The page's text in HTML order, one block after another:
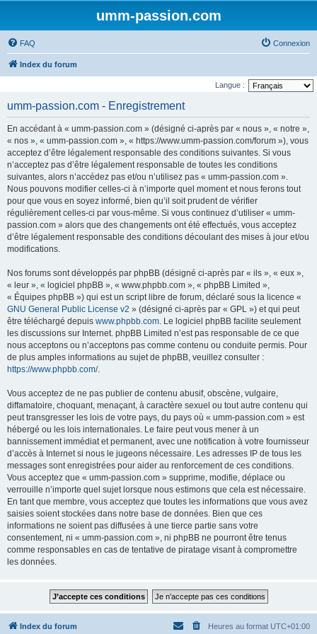
umm-passion.com
FAQ Connexion
Index du forum
Langue :
umm-passion.com - Enregistrement
En accédant à « umm-passion.com » (désigné ci-après par « nous », « notre »,
« nos », « umm-passion.com », « https://www.umm-passion.com/forum »), vous
acceptez d’être légalement responsable des conditions suivantes. Si vous
n’acceptez pas d’être légalement responsable de toutes les conditions
suivantes, alors n’accédez pas et/ou n’utilisez pas « umm-passion.com ».
Nous pouvons modifier celles-ci à n’importe quel moment et nous ferons tout
pour que vous en soyez informé, bien qu’il soit prudent de vérifier
régulièrement celles-ci par vous-même. Si vous continuez d’utiliser « umm-
passion.com » alors que des changements ont été effectués, vous acceptez
d’être légalement responsable des conditions découlant des mises à jour et/ou
modifications.
Nos forums sont développés par phpBB (désigné ci-après par « ils », « eux »,
« leur », « logiciel phpBB », « www.phpbb.com », « phpBB Limited »,
« Équipes phpBB ») qui est un script libre de forum, déclaré sous la licence «
GNU General Public License v2 » (désigné ci-après par « GPL ») et qui peut
être téléchargé depuis www.phpbb.com. Le logiciel phpBB facilite seulement
les discussions sur Internet. phpBB Limited n’est pas responsable de ce que
nous acceptons ou n’acceptons pas comme contenu ou conduite permis. Pour
de plus amples informations au sujet de phpBB, veuillez consulter :
https://www.phpbb.com/.
Vous acceptez de ne pas publier de contenu abusif, obscène, vulgaire,
diffamatoire, choquant, menaçant, à caractère sexuel ou tout autre contenu qui
peut transgresser les lois de votre pays, du pays où « umm-passion.com » est
hébergé ou les lois internationales. Le faire peut vous mener à un
bannissement immédiat et permanent, avec une notification à votre fournisseur
d’accès à Internet si nous le jugeons nécessaire. Les adresses IP de tous les
messages sont enregistrées pour aider au renforcement de ces conditions.
Vous acceptez que « umm-passion.com » supprime, modifie, déplace ou
verrouille n’importe quel sujet lorsque nous estimons que cela est nécessaire.
En tant que membre, vous acceptez que toutes les informations que vous avez
saisies soient stockées dans notre base de données. Bien que ces
informations ne soient pas diffusées à une tierce partie sans votre
consentement, ni « umm-passion.com », ni phpBB ne pourront être tenus
comme responsables en cas de tentative de piratage visant à compromettre
les données.
Index du forum Heures au format UTC+01:00